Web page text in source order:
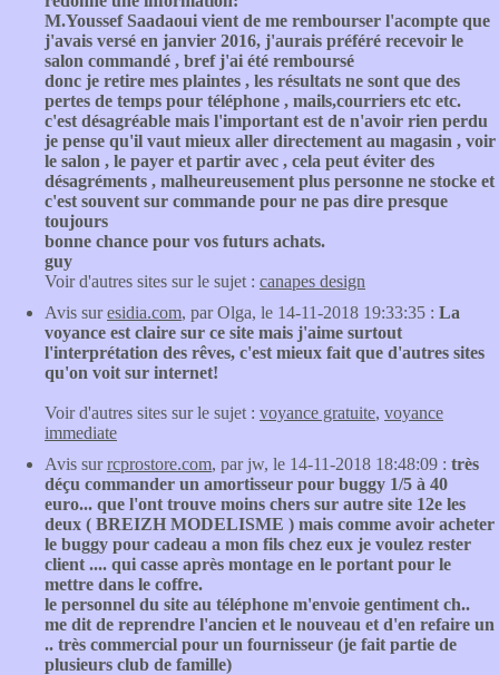
M.Youssef Saadaoui vient de me rembourser l'acompte que
j'avais versé en janvier 2016, j'aurais préféré recevoir le
salon commandé , bref j'ai été remboursé
donc je retire mes plaintes , les résultats ne sont que des
pertes de temps pour téléphone , mails,courriers etc etc.
c'est désagréable mais l'important est de n'avoir rien perdu
je pense qu'il vaut mieux aller directement au magasin , voir
le salon , le payer et partir avec , cela peut éviter des
désagréments , malheureusement plus personne ne stocke et
c'est souvent sur commande pour ne pas dire presque
toujours
bonne chance pour vos futurs achats.
guy
Voir d'autres sites sur le sujet : canapes design
Avis suresidia.com, par Olga, le 14-11-2018 19:33:35 : La
voyance est claire sur ce site mais j'aime surtout
l'interprétation des rêves, c'est mieux fait que d'autres sites
qu'on voit sur internet!
Voir d'autres sites sur le sujet : voyance gratuite, voyance
immediate
Avis surrcprostore.com, par jw, le 14-11-2018 18:48:09 : très
déçu commander un amortisseur pour buggy 1/5 à 40
euro... que l'ont trouve moins chers sur autre site 12e les
deux ( BREIZH MODELISME ) mais comme avoir acheter
le buggy pour cadeau a mon fils chez eux je voulez rester
client .... qui casse après montage en le portant pour le
mettre dans le coffre.
le personnel du site au téléphone m'envoie gentiment ch..
me dit de reprendre l'ancien et le nouveau et d'en refaire un
.. très commercial pour un fournisseur (je fait partie de
plusieurs club de famille)